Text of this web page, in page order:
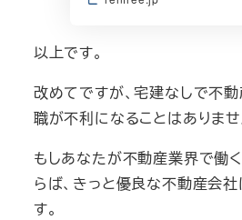
以上です。
改めてですが、宅建なしで不
職が不利になることはありませ
もしあなたが不動産業界で働
らば、きっと優良な不動産会
す。